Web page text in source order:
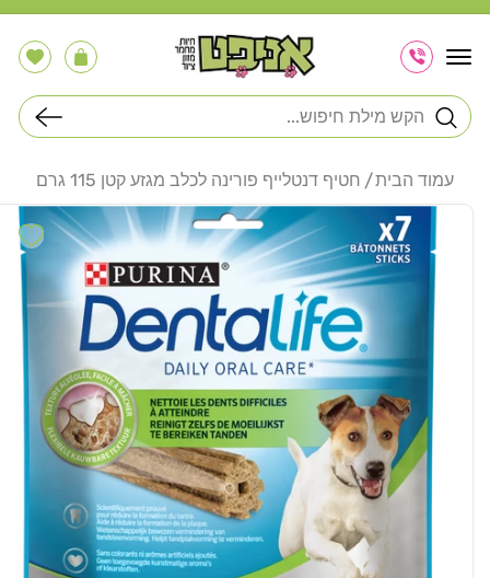
דלג
לתוכן
חיפוש
עֲגָלָההרשימה
שלי
עמוד הבית חטיף דנטלייף פורינה לכלב מגזע קטן 115 גרם
דלג
לפרטי
המוצר